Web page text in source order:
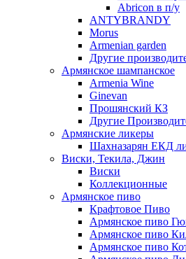
Abricon в п/у
ANTYBRANDY
Morus
Armenian garden
Другие
Армянское шампанское
Armenia Wine
Ginevan
Прошянский КЗ
Другие
Армянские ликеры
Шахназарян ЕКД
Виски, Текила, Джин
Виски
Коллекционные
Армянское пиво
Крафтовое Пиво
Армянское пиво
Армянское пиво
Армянское пиво